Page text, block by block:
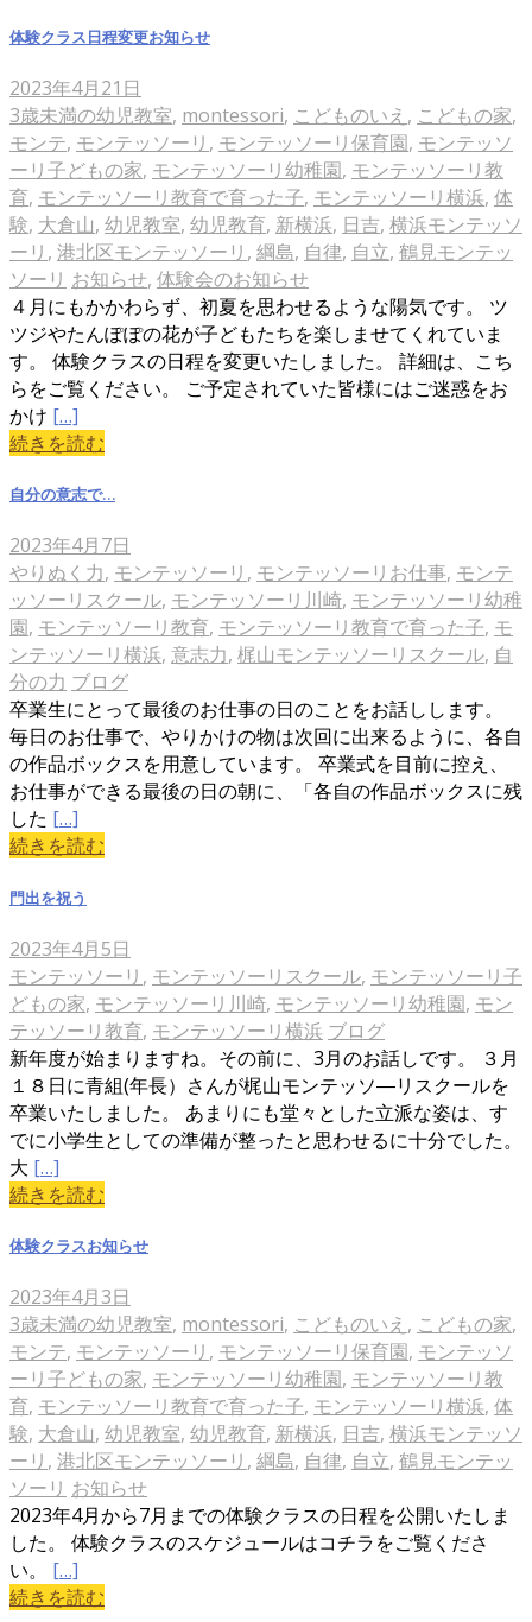
体験クラス日程変更お知らせ
2023年4月21日
3歳未満の幼児教室, montessori, こどものいえ , こどもの家,
モンテ, モンテッソーリ , モンテッソーリ保育園, モンテッソ
ーリ子どもの家, モンテッソーリ幼稚園, モンテッソーリ教
育, モンテッソーリ教育で育った子, モンテッソーリ横浜, 体
験, 大倉山, 幼児教室, 幼児教育, 新横浜, 日吉, 横浜モンテッソ
ーリ , 港北区モンテッソーリ , 綱島, 自律, 自立, 鶴見モンテッ
ソーリ お知らせ, 体験会のお知らせ
４月にもかかわらず、初夏を思わせるような陽気です。 ツ
ツジやたんぽぽの花が子どもたちを楽しませてくれていま
す。 体験クラスの日程を変更いたしました。 詳細は、こち
らをご覧ください。 ご予定されていた皆様にはご迷惑をお
かけ […]
続きを読む
自分の意志で…
2023年4月7日
やりぬく力, モンテッソーリ , モンテッソーリお仕事, モンテ
ッソーリスクール, モンテッソーリ川崎, モンテッソーリ幼稚
園, モンテッソーリ教育, モンテッソーリ教育で育った子, モ
ンテッソーリ横浜, 意志力, 梶山モンテッソーリスクール, 自
分の力 ブログ
卒業生にとって最後のお仕事の日のことをお話しします。
毎日のお仕事で、やりかけの物は次回に出来るように、各自
の作品ボックスを用意しています。 卒業式を目前に控え、
お仕事ができる最後の日の朝に、「各自の作品ボックスに残
した […]
続きを読む
門出を祝う
2023年4月5日
モンテッソーリ , モンテッソーリスクール, モンテッソーリ子
どもの家, モンテッソーリ川崎, モンテッソーリ幼稚園, モン
テッソーリ教育, モンテッソーリ横浜 ブログ
新年度が始まりますね。その前に、3月のお話しです。 ３月
１８日に青組(年長）さんが梶山モンテッソ―リスクールを
卒業いたしました。 あまりにも堂々とした立派な姿は、す
でに小学生としての準備が整ったと思わせるに十分でした。
大 […]
続きを読む
体験クラスお知らせ
2023年4月3日
3歳未満の幼児教室, montessori, こどものいえ , こどもの家,
モンテ, モンテッソーリ , モンテッソーリ保育園, モンテッソ
ーリ子どもの家, モンテッソーリ幼稚園, モンテッソーリ教
育, モンテッソーリ教育で育った子, モンテッソーリ横浜, 体
験, 大倉山, 幼児教室, 幼児教育, 新横浜, 日吉, 横浜モンテッソ
ーリ , 港北区モンテッソーリ , 綱島, 自律, 自立, 鶴見モンテッ
ソーリ お知らせ
2023年4月から7月までの体験クラスの日程を公開いたしま
した。 体験クラスのスケジュールはコチラをご覧くださ
い。 […]
続きを読む